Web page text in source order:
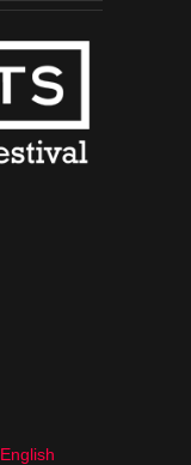
English